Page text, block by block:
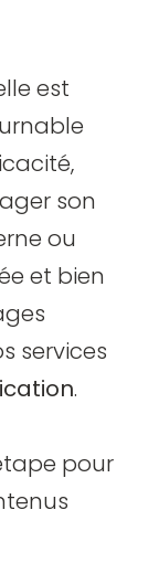
est
son
ou
et bien
services
.
pour